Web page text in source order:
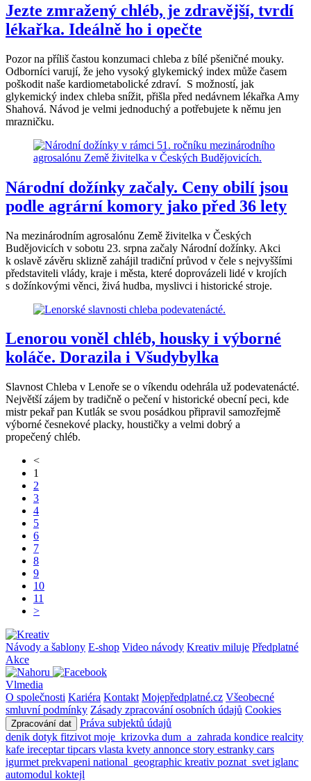
Jezte zmražený chléb, je zdravější, tvrdí
lékařka. Ideálně ho i opečte
Pozor na příliš častou konzumaci chleba z bílé pšeničné mouky.
Odborníci varují, že jeho vysoký glykemický index může časem
poškodit naše kardiometabolické zdraví. S možností, jak
glykemický index chleba snížit, přišla před nedávnem lékařka Amy
Shahová. Návod je velmi jednoduchý a potřebujete k němu jen
mrazničku.
Národní dožínky začaly. Ceny obilí jsou
podle agrární komory jako před 36 lety
Na mezinárodním agrosalónu Země živitelka v Českých
Budějovicích v sobotu 23. srpna začaly Národní dožínky. Akci
k oslavě závěru sklizně zahájil tradiční průvod v čele s nejvyššími
představiteli vlády, kraje i města, které doprovázeli lidé v krojích
s dožínkovými věnci, živá hudba, myslivci i historické stroje.
Lenorou voněl chléb, housky i výborné
koláče. Dorazila i Všudybylka
Slavnost Chleba v Lenoře se o víkendu odehrála už podevatenácté.
Největší zájem by tradičně o pečení v historické obecní peci, kde
mistr pekař pan Kutlák se svou posádkou připravil samozřejmě
výborné česnekové placky, houstičky a velmi dobrý a
propečený chléb.
<
1
2
3
4
5
6
7
8
9
10
11
>
Návody a šablony E-shop Video návody Kreativ miluje Předplatné
Akce
Vlmedia
O společnosti Kariéra Kontakt Mojepředplatné.cz Všeobecné
smluvní podmínky Zásady zpracování osobních údajů Cookies
Zpracování dat
Práva subjektů údajů
denik dotyk fitzivot moje_krizovka dum_a_zahrada kondice realcity
kafe ireceptartipcars vlasta kvety annonce story estranky cars
igurmet prekvapeni national_geographic kreativ poznat_svet iglanc
automodul koktejl